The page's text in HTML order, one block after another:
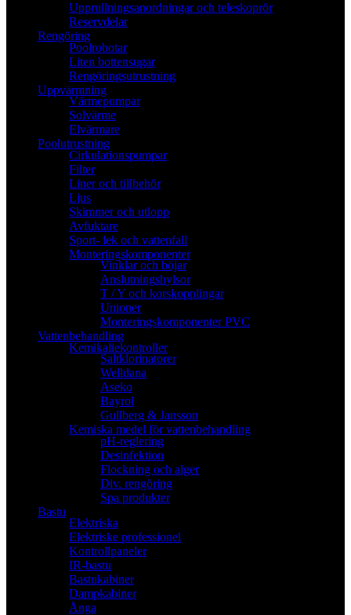
Upprullningsanordningar och teleskoprör
Reservdelar
Rengöring
Poolrobotar
Liten bottensugar
Rengöringsutrustning
Uppvärmning
Värmepumpar
Solvärme
Elvärmare
Poolutrustning
Cirkulationspumpar
Filter
Liner och tillbehör
Ljus
Skimmer och utlopp
Avfuktare
Sport- lek och vattenfall
Monteringskomponenter
Vinklar och böjar
Anslutningshylsor
T / Y och korskopplingar
Unioner
Monteringskomponenter PVC
Vattenbehandling
Kemikaliekontroller
Saltklorinatorer
Welldana
Aseko
Bayrol
Gullberg & Jansson
Kemiska medel för vattenbehandling
pH-reglering
Desinfektion
Flockning och alger
Div. rengöring
Spa produkter
Bastu
Elektriska
Elektriske professionel
Kontrollpaneler
IR-bastu
Bastukabiner
Dampkabiner
Ånga